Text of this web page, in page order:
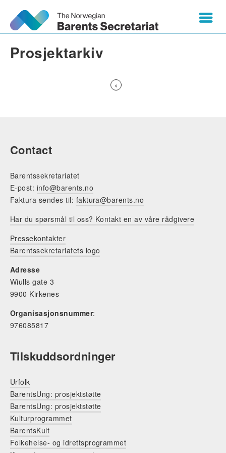
Prosjektarkiv
Предыдущая
страница
‹
Contact
Barentssekretariatet
E-post: info@barents.no
Faktura sendes til: faktura@barents.no
Har du spørsmål til oss? Kontakt en av våre rådgivere
Pressekontakter
Barentssekretariatets logo
Adresse
Wiulls gate 3
9900 Kirkenes
Organisasjonsnummer:
976085817
Tilskuddsordninger
Urfolk
BarentsUng: prosjektstøtte
BarentsUng: prosjektstøtte
Kulturprogrammet
BarentsKult
Folkehelse- og idrettsprogrammet